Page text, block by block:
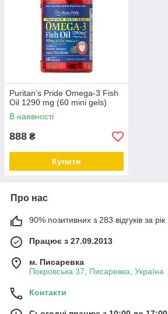
Puritan's Pride Omega-3 Fish
Oil 1290 mg (60 mini gels)
В наявності
888 ₴
Купити
Про нас
90% позитивних з 283 відгуків за рік
Працює з 27.09.2013
м. Писаревка
Покровська 37, Писаревка, Україна
Контакти